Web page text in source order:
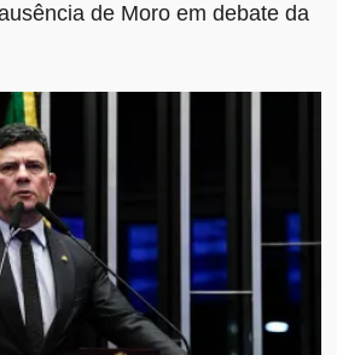
de Moro em debate da